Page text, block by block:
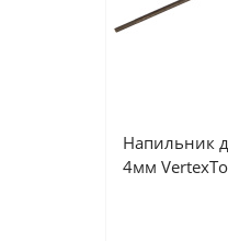
Напильник
4мм